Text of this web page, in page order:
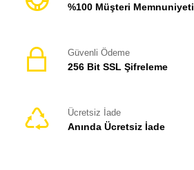
%100 Müşteri Memnuniyeti
Güvenli Ödeme
256 Bit SSL Şifreleme
Ücretsiz İade
Anında Ücretsiz İade